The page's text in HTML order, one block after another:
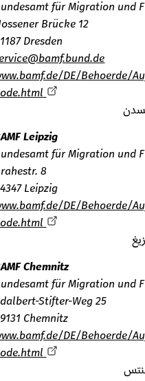
Bundesamt für Migration und
Nossener Brücke 12
01187 Dresden
service@bamf.bund.de
www.bamf.de/DE/
node.html
BAMF Leipzig
Bundesamt für Migration und
Brahestr. 8
04347 Leipzig
www.bamf.de/DE/
node.html
BAMF Chemnitz
Bundesamt für Migration und
Adalbert-Stifter-Weg 25
09131 Chemnitz
www.bamf.de/DE/
node.html